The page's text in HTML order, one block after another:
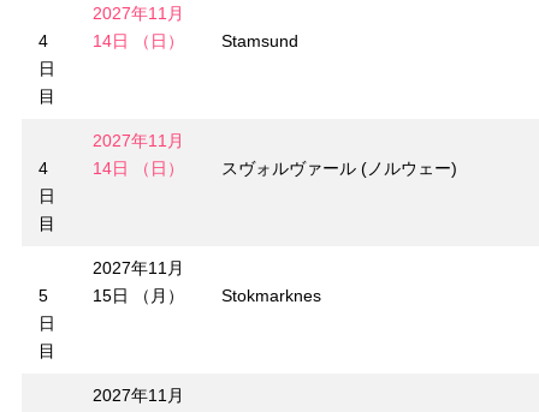
4
日
目
2027年11月
14日 （日）
Stamsund
4
日
目
2027年11月
14日 （日）
スヴォルヴァール (ノルウェー)
5
日
目
2027年11月
15日 （月）
Stokmarknes
2027年11月